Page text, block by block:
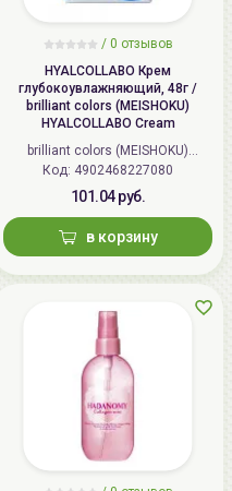
/ 0 отзывов
HYALCOLLABO Крем
глубокоувлажняющий, 48г /
brilliant colors (MEISHOKU)
HYALCOLLABO Cream
brilliant colors (MEISHOKU)
(Япония)
Код: 4902468227080
101.04 руб.
в корзину